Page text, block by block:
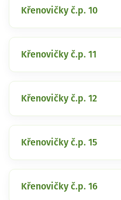
Křenovičky č.p. 10
Křenovičky č.p. 11
Křenovičky č.p. 12
Křenovičky č.p. 15
Křenovičky č.p. 16